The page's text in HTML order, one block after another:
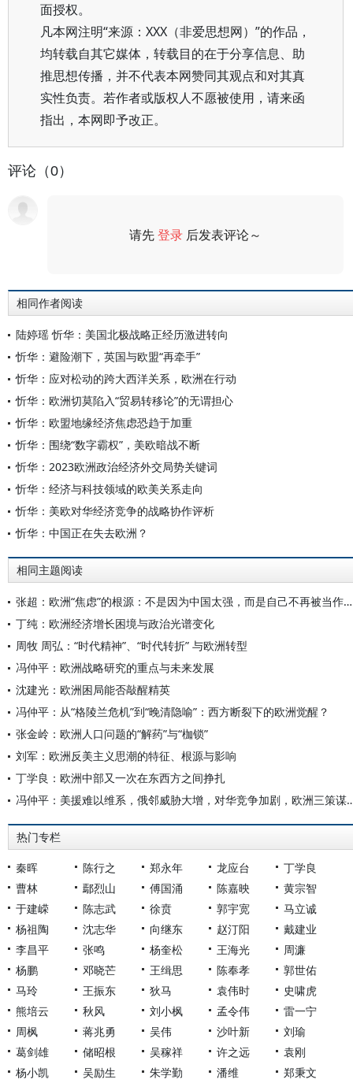
面授权。
凡本网注明“来源：XXX（非爱思想网）”的作品，
均转载自其它媒体，转载目的在于分享信息、助
推思想传播，并不代表本网赞同其观点和对其真
实性负责。若作者或版权人不愿被使用，请来函
指出，本网即予改正。
评论（0）
请先登录 后发表评论～
相同作者阅读
陆婷瑶 忻华：美国北极战略正经历激进转向
忻华：避险潮下，英国与欧盟“再牵手”
忻华：应对松动的跨大西洋关系，欧洲在行动
忻华：欧洲切莫陷入“贸易转移论”的无谓担心
忻华：欧盟地缘经济焦虑恐趋于加重
忻华：围绕“数字霸权”，美欧暗战不断
忻华：2023欧洲政治经济外交局势关键词
忻华：经济与科技领域的欧美关系走向
忻华：美欧对华经济竞争的战略协作评析
忻华：中国正在失去欧洲？
相同主题阅读
张超：欧洲“焦虑”的根源：不是因为中国太强，而是自己不再被当作榜样
丁纯：欧洲经济增长困境与政治光谱变化
周牧 周弘：“时代精神”、“时代转折” 与欧洲转型
冯仲平：欧洲战略研究的重点与未来发展
沈建光：欧洲困局能否敲醒精英
冯仲平：从“格陵兰危机”到“晚清隐喻”：西方断裂下的欧洲觉醒？
张金岭：欧洲人口问题的“解药”与“枷锁”
刘军：欧洲反美主义思潮的特征、根源与影响
丁学良：欧洲中部又一次在东西方之间挣扎
冯仲平：美援难以维系，俄邻
热门专栏
秦晖 陈行之 郑永年 龙应台
丁学良
曹林
鄢烈山 傅国涌 陈嘉映
黄宗智
于建嵘
陈志武 徐贲 郭宇宽
马立诚
杨祖陶
沈志华 向继东 赵汀阳
戴建业
李昌平
张鸣 杨奎松 王海光
周濂
杨鹏
邓晓芒 王缉思 陈奉孝
郭世佑
马玲
王振东 狄马 袁伟时
史啸虎
熊培云
秋风 刘小枫 孟令伟
雷一宁
周枫
蒋兆勇 吴伟 沙叶新
刘瑜
葛剑雄
储昭根 吴稼祥 许之远
袁刚
杨小凯
吴励生 朱学勤 潘维 郑秉文